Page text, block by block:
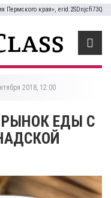
края», erid:2SDnjcfi73Q
2018, 12:00
ЕДЫ С